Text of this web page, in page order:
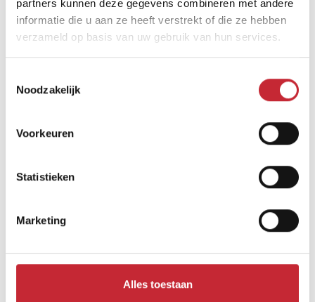
partners kunnen deze gegevens combineren met andere
informatie die u aan ze heeft verstrekt of die ze hebben
verzameld op basis van uw gebruik van hun services.
Noodzakelijk
Voorkeuren
Statistieken
Marketing
Alles toestaan
Vergelijkbare producten
FIE.D2 + FIE.OPH2.M